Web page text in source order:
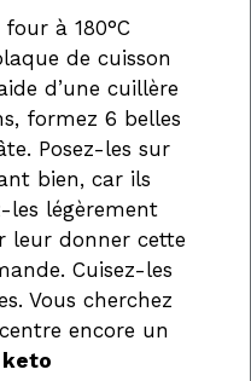
à 180°C
de cuisson
d’une cuillère
formez 6 belles
Posez-les sur
bien, car ils
les légèrement
leur donner cette
Cuisez-les
Vous cherchez
encore un